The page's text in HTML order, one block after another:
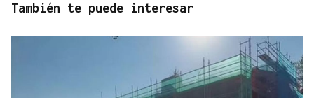
También te puede interesar